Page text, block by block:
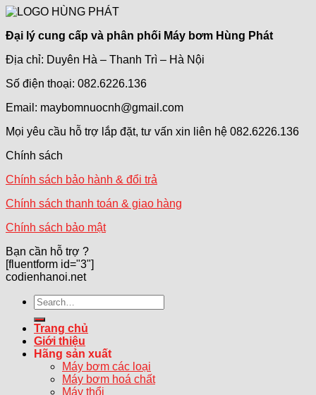
Đại lý cung cấp và phân phối Máy bơm Hùng Phát
Địa chỉ: Duyên Hà – Thanh Trì – Hà Nội
Số điện thoại: 082.6226.136
Email: maybomnuocnh@gmail.com
Mọi yêu cầu hỗ trợ lắp đặt, tư vấn xin liên hệ 082.6226.136
Chính sách
Chính sách bảo hành & đổi trả
Chính sách thanh toán & giao hàng
Chính sách bảo mật
Bạn cần hỗ trợ ?
[fluentform id="3"]
codienhanoi.net
Search
for:
Trang chủ
Giới thiệu
Hãng sản xuất
Máy bơm các loại
Máy bơm hoá chất
Máy thổi